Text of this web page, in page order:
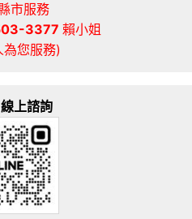
市服務
3377 賴小姐
為您服務)
上諮詢